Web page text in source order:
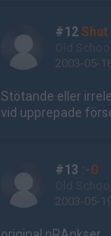
#12 Shut
2003-05-
Stötande eller
vid upprepade
#13 :-O
2003-05-